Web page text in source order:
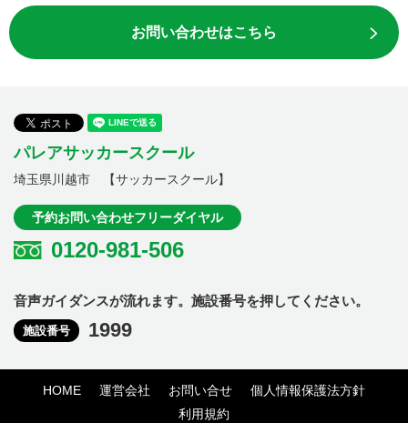
お問い合わせはこちら
パレアサッカースクール
埼玉県川越市 【サッカースクール】
予約お問い合わせフリーダイヤル
0120-981-506
音声ガイダンスが流れます。施設番号を押してください。
施設番号 1999
HOME 運営会社 お問い合せ
個人情報保護法方針
利用規約